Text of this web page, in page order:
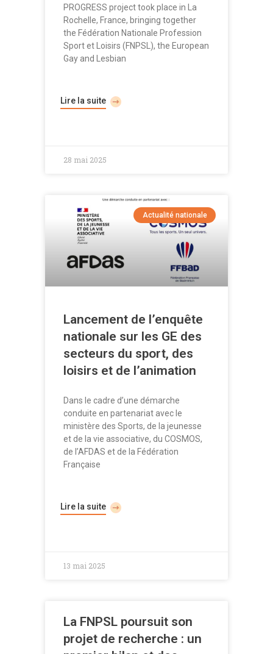
PROGRESS project took place in La
Rochelle, France, bringing together
the Fédération Nationale Profession
Sport et Loisirs (FNPSL), the European
Gay and Lesbian
Lire la suite
28 mai 2025
Actualité nationale
Lancement de l’enquête
nationale sur les GE des
secteurs du sport, des
loisirs et de l’animation
Dans le cadre d’une démarche
conduite en partenariat avec le
ministère des Sports, de la jeunesse
et de la vie associative, du COSMOS,
de l’AFDAS et de la Fédération
Française
Lire la suite
13 mai 2025
La FNPSL poursuit son
projet de recherche : un